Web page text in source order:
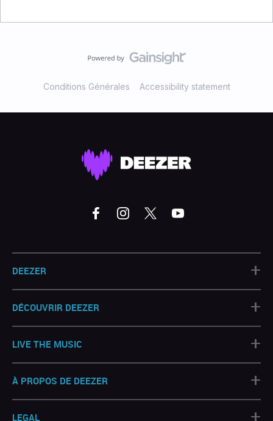
Conditions Générales Accessibility statement
DEEZER +
DÉCOUVRIR DEEZER +
LIVE THE MUSIC +
À PROPOS DE DEEZER +
LEGAL +